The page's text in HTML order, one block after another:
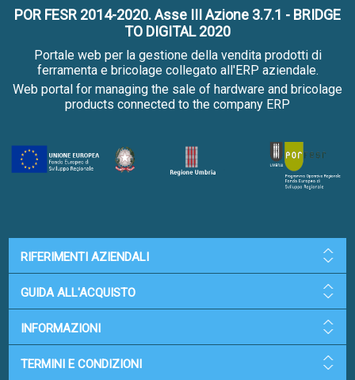
POR FESR 2014-2020. Asse III Azione 3.7.1 - BRIDGE
TO DIGITAL 2020
Portale web per la gestione della vendita prodotti di
ferramenta e bricolage collegato all'ERP aziendale.
Web portal for managing the sale of hardware and bricolage
products connected to the company ERP
RIFERIMENTI AZIENDALI
GUIDA ALL'ACQUISTO
INFORMAZIONI
TERMINI E CONDIZIONI